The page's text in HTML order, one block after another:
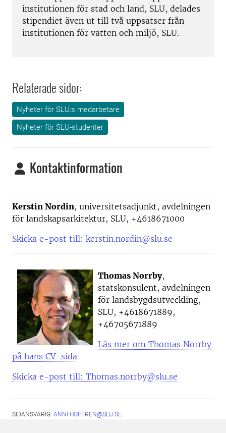
institutionen för stad och land, SLU, delades
stipendiet även ut till två uppsatser från
institutionen för vatten och miljö, SLU.
Relaterade sidor:
Nyheter för SLU:s medarbetare
Nyheter för SLU-studenter
Kontaktinformation
Kerstin Nordin, universitetsadjunkt, avdelningen
för landskapsarkitektur, SLU, +4618671000
Skicka e-post till: kerstin.nordin@slu.se
Thomas Norrby,
statskonsulent, avdelningen
för landsbygdsutveckling,
SLU, +4618671889,
+46705671889
Läs mer om Thomas Norrby
på hans CV-sida
Skicka e-post till: Thomas.norrby@slu.se
SIDANSVARIG: ANNI.HOFFREN@SLU.SE